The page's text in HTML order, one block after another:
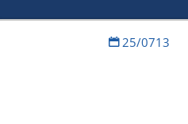
25/0713